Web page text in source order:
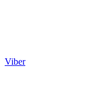
Viber